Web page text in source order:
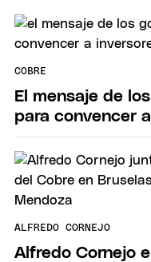
COBRE
El mensaje de
para convencer
ALFREDO CORNEJO
Alfredo Cornejo